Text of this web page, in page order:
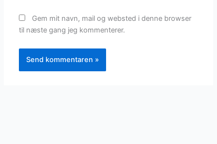
Gem mit navn, mail og websted i denne browser
til næste gang jeg kommenterer.